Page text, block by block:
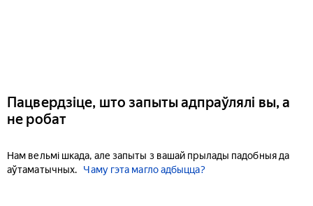
Пацвердзіце, што запыты адпраўлялі вы, а
не робат
Нам вельмі шкада, але запыты з вашай прылады падобныя да
аўтаматычных.
Чаму гэта магло адбыцца?